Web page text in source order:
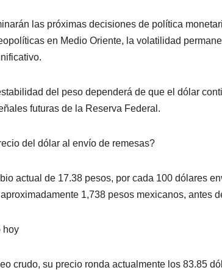
las próximas decisiones de política
en Medio Oriente, la volatilidad
del peso dependerá de que el dólar
futuras de la Reserva Federal.
del dólar al envío de remesas?
actual de 17.38 pesos, por cada 100 dólares
1,738 pesos mexicanos, antes
hoy
crudo, su precio ronda actualmente los 83.85